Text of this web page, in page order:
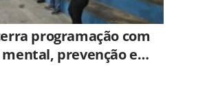
programação com
prevenção e